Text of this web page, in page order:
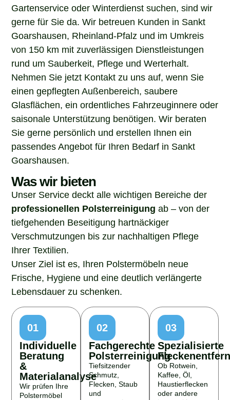
Gartenservice oder Winterdienst suchen, sind wir
gerne für Sie da. Wir betreuen Kunden in Sankt
Goarshausen, Rheinland-Pfalz und im Umkreis
von 150 km mit zuverlässigen Dienstleistungen
rund um Sauberkeit, Pflege und Werterhalt.
Nehmen Sie jetzt Kontakt zu uns auf, wenn Sie
einen gepflegten Außenbereich, saubere
Glasflächen, ein ordentliches Fahrzeuginnere oder
saisonale Unterstützung benötigen. Wir beraten
Sie gerne persönlich und erstellen Ihnen ein
passendes Angebot für Ihren Bedarf in Sankt
Goarshausen.
Was wir bieten
Unser Service deckt alle wichtigen Bereiche der
professionellen Polsterreinigung ab – von der
tiefgehenden Beseitigung hartnäckiger
Verschmutzungen bis zur nachhaltigen Pflege
Ihrer Textilien.
Unser Ziel ist es, Ihren Polstermöbeln neue
Frische, Hygiene und eine deutlich verlängerte
Lebensdauer zu schenken.
01
Individuelle
Beratung
&
Materialanalyse
Wir prüfen Ihre
Polstermöbel
02
Fachgerechte
Polsterreinigung
Tiefsitzender
Schmutz,
Flecken, Staub
und
03
Spezialisierte
Ob Rotwein,
Kaffee, Öl,
Haustierflecken
oder andere